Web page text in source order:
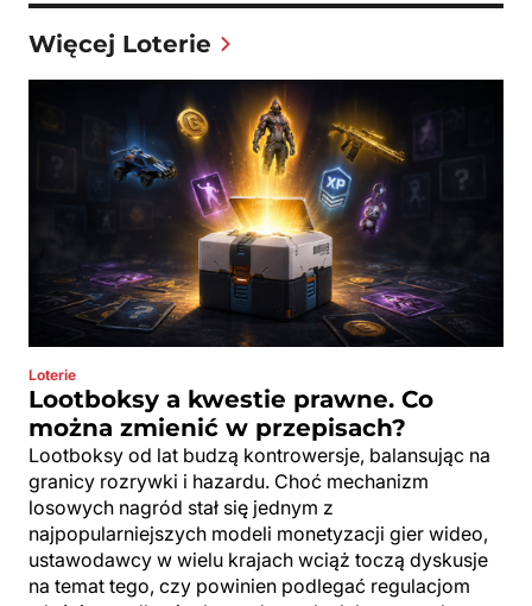
Więcej Loterie
Loterie
Lootboksy a kwestie prawne. Co
można zmienić w przepisach?
Lootboksy od lat budzą kontrowersje, balansując na
granicy rozrywki i hazardu. Choć mechanizm
losowych nagród stał się jednym z
najpopularniejszych modeli monetyzacji gier wideo,
ustawodawcy w wielu krajach wciąż toczą dyskusje
na temat tego, czy powinien podlegać regulacjom